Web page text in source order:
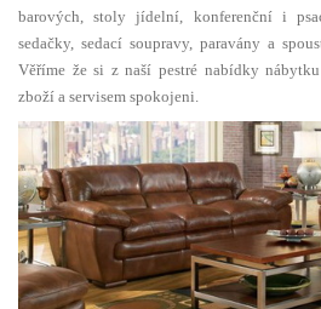
barových, stoly jídelní, konferenční i
sedačky, sedací soupravy, paravány a
Věříme že si z naší pestré nabídky
zboží a servisem spokojeni.